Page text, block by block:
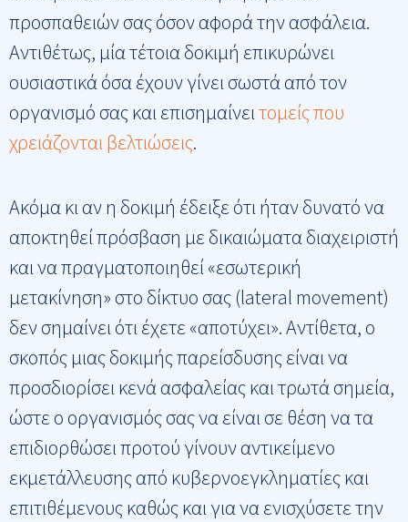
προσπαθειών σας όσον αφορά την ασφάλεια.
Αντιθέτως, μία τέτοια δοκιμή επικυρώνει
ουσιαστικά όσα έχουν γίνει σωστά από τον
οργανισμό σας και επισημαίνειτομείς που
χρειάζονται βελτιώσεις.
Ακόμα κι αν η δοκιμή έδειξε ότι ήταν δυνατό να
αποκτηθεί πρόσβαση με δικαιώματα διαχειριστή
και να πραγματοποιηθεί «εσωτερική
μετακίνηση» στο δίκτυο σας (lateral movement)
δεν σημαίνει ότι έχετε «αποτύχει». Αντίθετα, ο
σκοπός μιας δοκιμής παρείσδυσης είναι να
προσδιορίσει κενά ασφαλείας και τρωτά σημεία,
ώστε ο οργανισμός σας να είναι σε θέση να τα
επιδιορθώσει προτού γίνουν αντικείμενο
εκμετάλλευσης από κυβερνοεγκληματίες και
επιτιθέμενους καθώς και για να ενισχύσετε την